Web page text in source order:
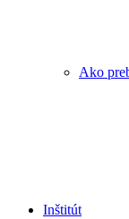
Ako
Inštitút